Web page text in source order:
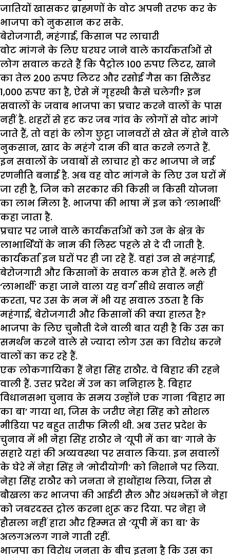
जातियों खासकर ब्राह्मणों के वोट अपनी तरफ कर के
भाजपा को नुकसान कर सके.
बेरोजगारी, महंगाई, किसान पर लाचारी
वोट मांगने के लिए घरघर जाने वाले कार्यकर्ताओं से
लोग सवाल करते हैं कि पैट्रोल 100 रुपए लिटर, खाने
का तेल 200 रुपए लिटर और रसोई गैस का सिलैंडर
1,000 रुपए का है, ऐसे में गृहस्थी कैसे चलेगी? इन
सवालों के जवाब भाजपा का प्रचार करने वालों के पास
नहीं है. शहरों से हट कर जब गांव के लोगों से वोट मांगे
जाते हैं, तो वहां के लोग छुट्टा जानवरों से खेत में होने वाले
नुकसान, खाद के महंगे दाम की बात करने लगते हैं.
इन सवालों के जवाबों से लाचार हो कर भाजपा ने नई
रणनीति बनाई है. अब वह वोट मांगने के लिए उन घरों में
जा रही है, जिन को सरकार की किसी न किसी योजना
का लाभ मिला है. भाजपा की भाषा में इन को ‘लाभार्थी’
कहा जाता है.
प्रचार पर जाने वाले कार्यकर्ताओं को उन के क्षेत्र के
लाभार्थियों के नाम की लिस्ट पहले से दे दी जाती है.
कार्यकर्ता इन घरों पर ही जा रहे हैं. वहां उन से महंगाई,
बेरोजगारी और किसानों के सवाल कम होते हैं. भले ही
‘लाभार्थी’ कहा जाने वाला यह वर्ग सीधे सवाल नहीं
करता, पर उस के मन में भी यह सवाल उठता है कि
महंगाई, बेरोजगारी और किसानों की क्या हालत है?
भाजपा के लिए चुनौती देने वाली बात यही है कि उस का
समर्थन करने वाले से ज्यादा लोग उस का विरोध करने
वालों का कर रहे हैं.
एक लोकगायिका हैं नेहा सिंह राठौर. वे बिहार की रहने
वाली हैं. उत्तर प्रदेश में उन का ननिहाल है. बिहार
विधानसभा चुनाव के समय उन्होंने एक गाना ‘बिहार मा
का बा’ गाया था, जिस के जरीए नेहा सिंह को सोशल
मीडिया पर बहुत तारीफ मिली थी. अब उत्तर प्रदेश के
चुनाव में भी नेहा सिंह राठौर ने ‘यूपी में का बा’ गाने के
सहारे यहां की अव्यवस्था पर सवाल किया. इन सवालों
के घेरे में नेहा सिंह ने ‘मोदीयोगी’ को निशाने पर लिया.
नेहा सिंह राठौर को जनता ने हाथोंहाथ लिया, जिस से
बौखला कर भाजपा की आईटी सैल और अंधभक्तों ने नेहा
को जबरदस्त ट्रोल करना शुरू कर दिया. पर नेहा ने
हौसला नहीं हारा और हिम्मत से ‘यूपी में का बा’ के
अलगअलग गाने गाती रहीं.
भाजपा का विरोध जनता के बीच इतना है कि उस का